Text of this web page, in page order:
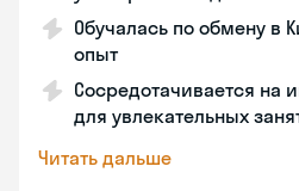
Обучалась по обмену в
опыт
Сосредотачивается на
для увлекательных
Читать дальше